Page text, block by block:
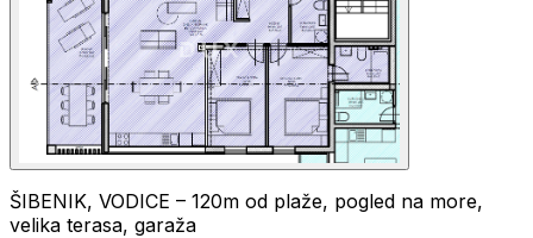
ŠIBENIK, VODICE – 120m od plaže, pogled na more,
velika terasa, garaža